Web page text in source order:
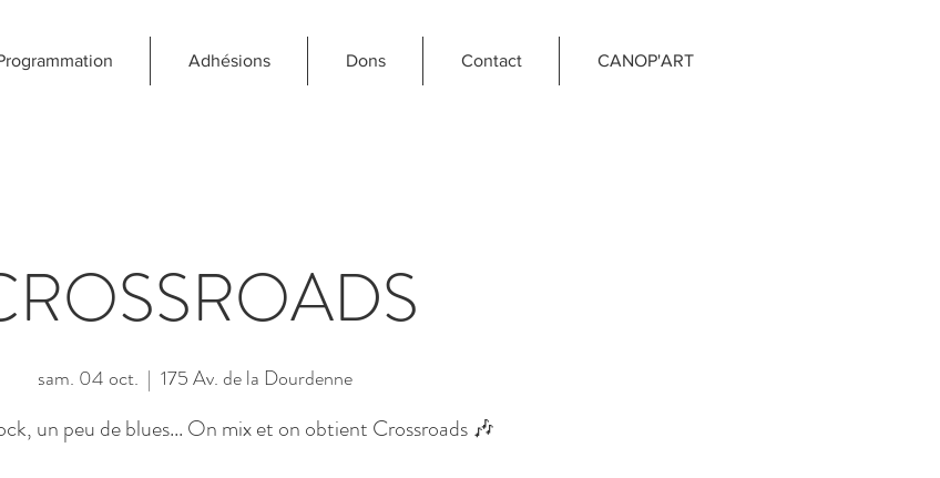
Adhésions Dons Contact CANOP'ART
sam. 04 oct.
  |
175 Av. de la Dourdenne
un peu de blues... On mix et on obtient Crossroads 🎶